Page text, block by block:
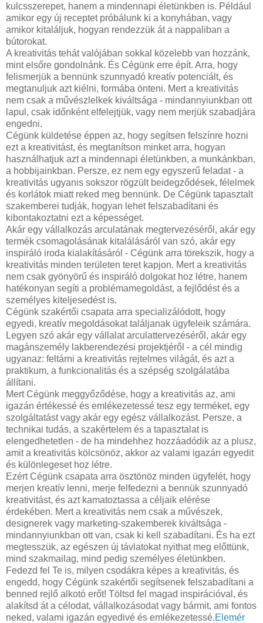
kulcsszerepet, hanem a mindennapi életünkben is. Például
amikor egy új receptet próbálunk ki a konyhában, vagy
amikor kitaláljuk, hogyan rendezzük át a nappaliban a
bútorokat.
A kreativitás tehát valójában sokkal közelebb van hozzánk,
mint elsőre gondolnánk. És Cégünk erre épít. Arra, hogy
felismerjük a bennünk szunnyadó kreatív potenciált, és
megtanuljuk azt kiélni, formába önteni. Mert a kreativitás
nem csak a művészlelkek kiváltsága - mindannyiunkban ott
lapul, csak időnként elfelejtjük, vagy nem merjük szabadjára
engedni.
Cégünk küldetése éppen az, hogy segítsen felszínre hozni
ezt a kreativitást, és megtanítson minket arra, hogyan
használhatjuk azt a mindennapi életünkben, a munkánkban,
a hobbijainkban. Persze, ez nem egy egyszerű feladat - a
kreativitás ugyanis sokszor rögzült beidegződések, félelmek
és korlátok miatt reked meg bennünk. De Cégünk tapasztalt
szakemberei tudják, hogyan lehet felszabadítani és
kibontakoztatni ezt a képességet.
Akár egy vállalkozás arculatának megtervezéséről, akár egy
termék csomagolásának kitalálásáról van szó, akár egy
inspiráló iroda kialakításáról - Cégünk arra törekszik, hogy a
kreativitás minden területen teret kapjon. Mert a kreativitás
nem csak gyönyörű és inspiráló dolgokat hoz létre, hanem
hatékonyan segíti a problémamegoldást, a fejlődést és a
személyes kiteljesedést is.
Cégünk szakértői csapata arra specializálódott, hogy
egyedi, kreatív megoldásokat találjanak ügyfeleik számára.
Legyen szó akár egy vállalat arculattervezéséről, akár egy
magánszemély lakberendezési projektjéről - a cél mindig
ugyanaz: feltárni a kreativitás rejtelmes világát, és azt a
praktikum, a funkcionalitás és a szépség szolgálatába
állítani.
Mert Cégünk meggyőződése, hogy a kreativitás az, ami
igazán értékessé és emlékezetessé tesz egy terméket, egy
szolgáltatást vagy akár egy egész vállalkozást. Persze, a
technikai tudás, a szakértelem és a tapasztalat is
elengedhetetlen - de ha mindehhez hozzáadódik az a plusz,
amit a kreativitás kölcsönöz, akkor az valami igazán egyedit
és különlegeset hoz létre.
Ezért Cégünk csapata arra ösztönöz minden ügyfelét, hogy
merjen kreatív lenni, merje felfedezni a bennük szunnyadó
kreativitást, és azt kamatoztassa a céljaik elérése
érdekében. Mert a kreativitás nem csak a művészek,
designerek vagy marketing-szakemberek kiváltsága -
mindannyiunkban ott van, csak ki kell szabadítani. És ha ezt
megtesszük, az egészen új távlatokat nyithat meg előttünk,
mind szakmailag, mind pedig személyes életünkben.
Fedezd fel Te is, milyen csodákra képes a kreativitás, és
engedd, hogy Cégünk szakértői segítsenek felszabadítani a
benned rejlő alkotó erőt! Töltsd fel magad inspirációval, és
alakítsd át a célodat, vállalkozásodat vagy bármit, ami fontos
neked, valami igazán egyedivé és emlékezetessé.Elemér